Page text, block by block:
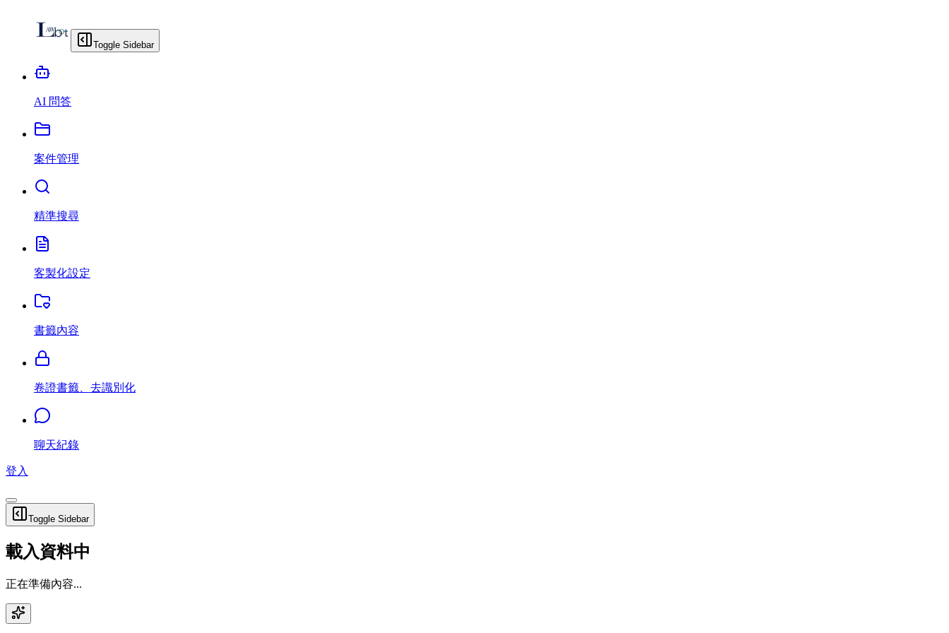
Toggle Sidebar
AI 問答
案件管理
精準搜尋
客製化設定
書籤內容
卷證書籤、去識別化
聊天紀錄
登入
Toggle Sidebar
載入資料中
正在準備內容...